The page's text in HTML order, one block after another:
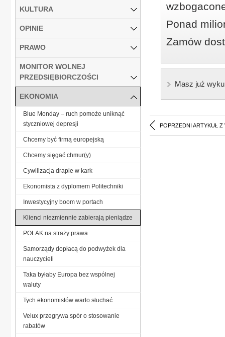
Ponad
Zamów
Masz już
POPRZEDNI ARTYKUŁ Z
KULTURA
OPINIE
PRAWO
MONITOR WOLNEJ
PRZEDSIĘBIORCZOŚCI
EKONOMIA
Blue Monday – ruch pomoże uniknąć
styczniowej depresji
Chcemy być firmą europejską
Chcemy sięgać chmur(y)
Cywilizacja drapie w kark
Ekonomista z dyplomem Politechniki
Inwestycyjny boom w portach
Klienci niezmiennie zabierają pieniądze
POLAK na straży prawa
Samorządy dopłacą do podwyżek dla
nauczycieli
Taka byłaby Europa bez wspólnej
waluty
Tych ekonomistów warto słuchać
Velux przegrywa spór o stosowanie
rabatów